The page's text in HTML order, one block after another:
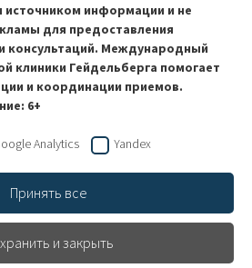
удостоены
в области
общества и Немецкого
источником информации и не
для предоставления
консультаций. Международный
клиники Гейдельберга помогает
и координации приемов.
6+
Analytics Yandex
Принять все
и закрыть